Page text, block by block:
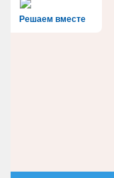
Решаем вместе